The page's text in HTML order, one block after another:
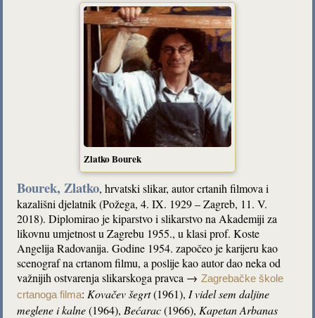
Zlatko Bourek
Bourek, Zlatko, hrvatski slikar, autor crtanih filmova i
kazališni djelatnik (Požega, 4. IX. 1929 – Zagreb, 11. V.
2018). Diplomirao je kiparstvo i slikarstvo na Akademiji za
likovnu umjetnost u Zagrebu 1955., u klasi prof. Koste
Angelija Radovanija. Godine 1954. započeo je karijeru kao
scenograf na crtanom filmu, a poslije kao autor dao neka od
važnijih ostvarenja slikarskoga pravca →Zagrebačke škole
crtanoga filma:Kovačev šegrt(1961),I videl sem daljine
meglene i kalne(1964),Bećarac(1966),Kapetan Arbanas